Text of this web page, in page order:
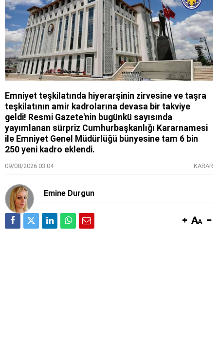
Emniyet teşkilatında hiyerarşinin zirvesine ve taşra
teşkilatının amir kadrolarına devasa bir takviye
geldi! Resmi Gazete'nin bugünkü sayısında
yayımlanan sürpriz Cumhurbaşkanlığı Kararnamesi
ile Emniyet Genel Müdürlüğü bünyesine tam 6 bin
250 yeni kadro eklendi.
09/08/2026 03:04 KARAR
Emine Durgun